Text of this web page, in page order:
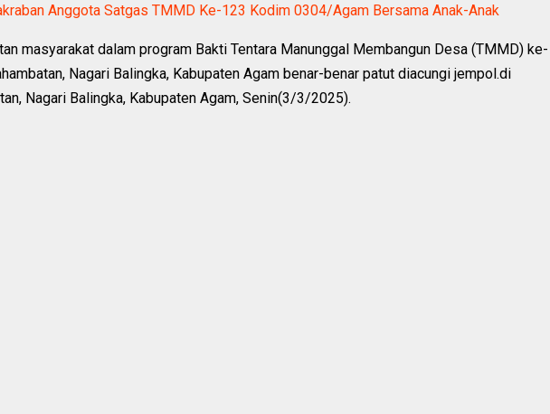
Anggota Satgas TMMD Ke-123 Kodim 0304/Agam Bersama Anak-Anak
masyarakat dalam program Bakti Tentara Manunggal Membangun Desa (TMMD) ke-
Nagari Balingka, Kabupaten Agam benar-benar patut diacungi jempol.di
Nagari Balingka, Kabupaten Agam, Senin(3/3/2025).